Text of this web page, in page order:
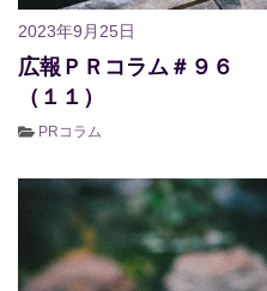
2023年9月25日
広報ＰＲコラム＃９６
（１１）
PRコラム